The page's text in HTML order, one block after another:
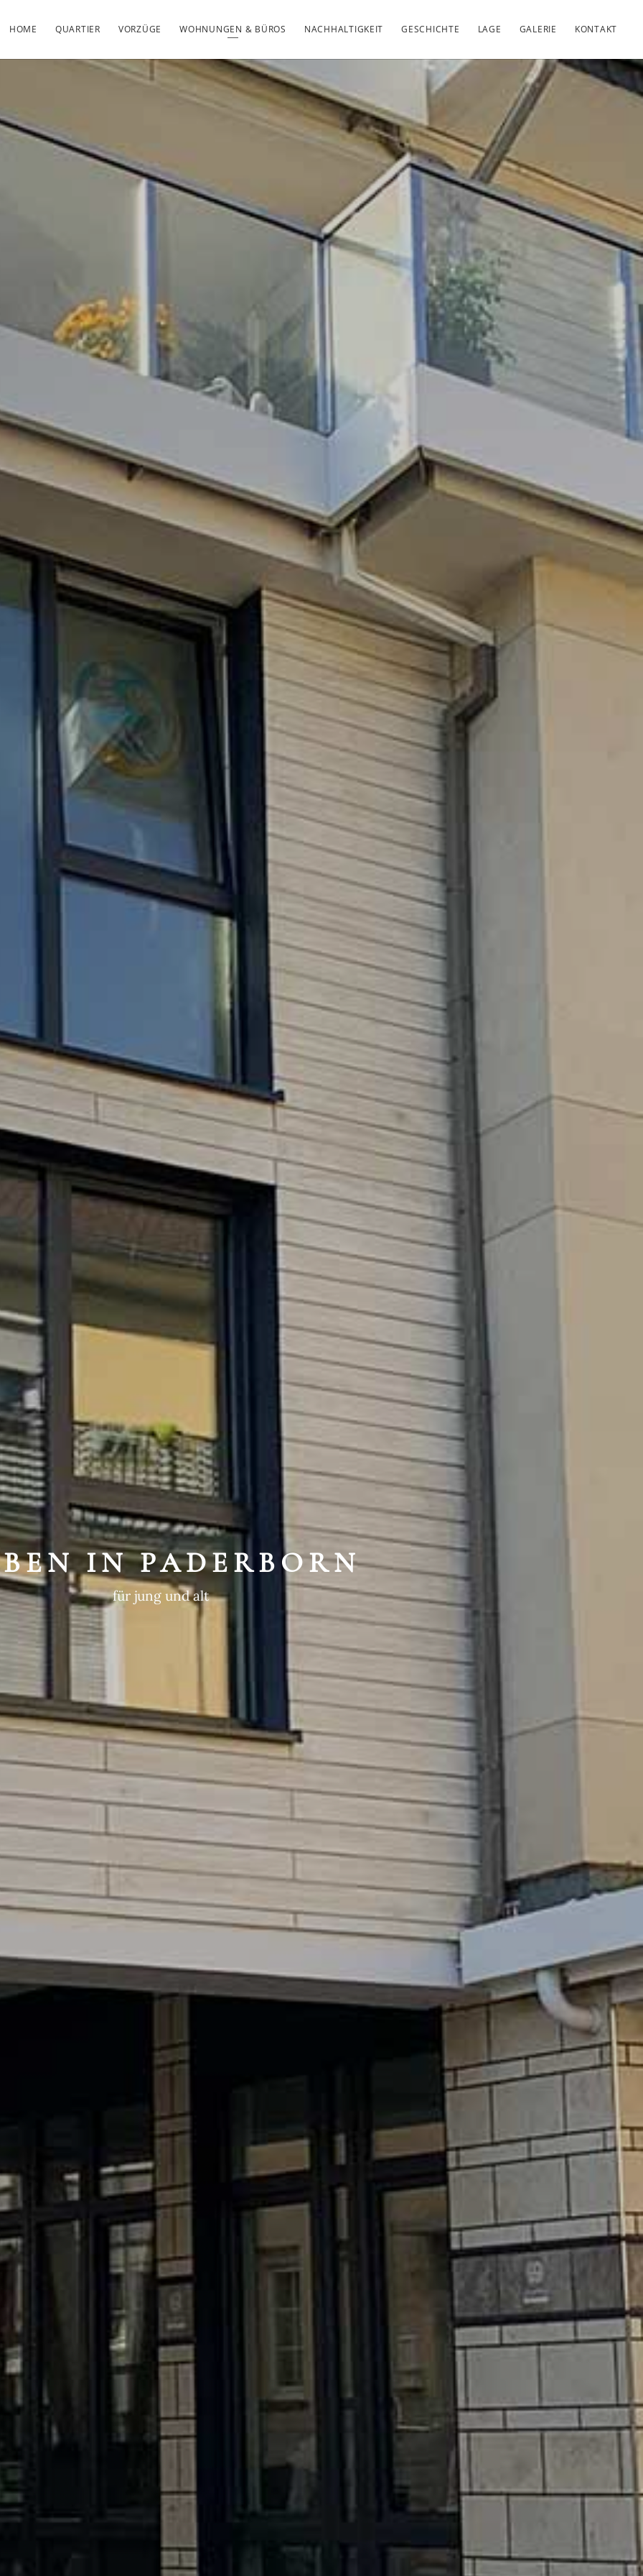
HOME QUARTIER VORZÜGE WOHNUNGEN & BÜROS NACHHALTIGKEIT GESCHICHTE LAGE GALERIE KONTAKT
GESCHICHTE
ein historischer Ort
IN PADERBORN
für jung und alt
NACHHALTIGKEIT
in die Zukunft gedacht
GESCHICHTE
ein historischer Ort
IN PADERBORN
für jung und alt